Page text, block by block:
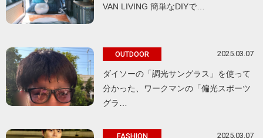
VAN LIVING 簡単なDIYで…
OUTDOOR 2025.03.07
ダイソーの「調光サングラス」を使って
分かった、ワークマンの「偏光スポーツ
グラ…
FASHION 2025.03.07